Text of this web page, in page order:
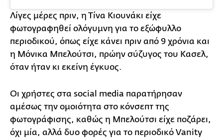
Λίγες μέρες πριν, η Τίνα Κιουνάκι είχε
φωτογραφηθεί ολόγυμνη για το εξώφυλλο
περιοδικού, όπως είχε κάνει πριν από 9 χρόνια και
η Μόνικα Μπελούτσι, πρώην σύζυγος του Κασελ,
όταν ήταν κι εκείνη έγκυος.
Οι χρήστες στα social media παρατήρησαν
αμέσως την ομοιότητα στο κόνσεπτ της
φωτογράφισης, καθώς η Μπελούτσι είχε ποζάρει,
όχι μία, αλλά δυο φορές για το περιοδικό Vanity